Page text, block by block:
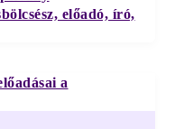
előadó, író,
a